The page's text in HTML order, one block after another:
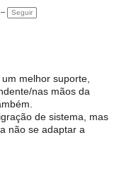
Seguir
melhor suporte,
nas mãos da
de sistema, mas
não se adaptar a